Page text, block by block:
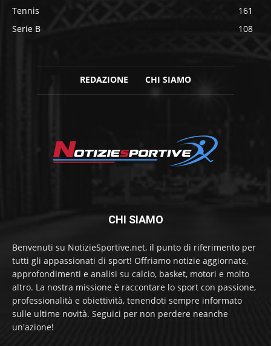
Tennis
161
Serie B
108
REDAZIONE CHI SIAMO
CHI SIAMO
Benvenuti su NotizieSportive.net, il punto di riferimento per
tutti gli appassionati di sport! Offriamo notizie aggiornate,
approfondimenti e analisi su calcio, basket, motori e molto
altro. La nostra missione è raccontare lo sport con passione,
professionalità e obiettività, tenendoti sempre informato
sulle ultime novità. Seguici per non perdere neanche
un'azione!